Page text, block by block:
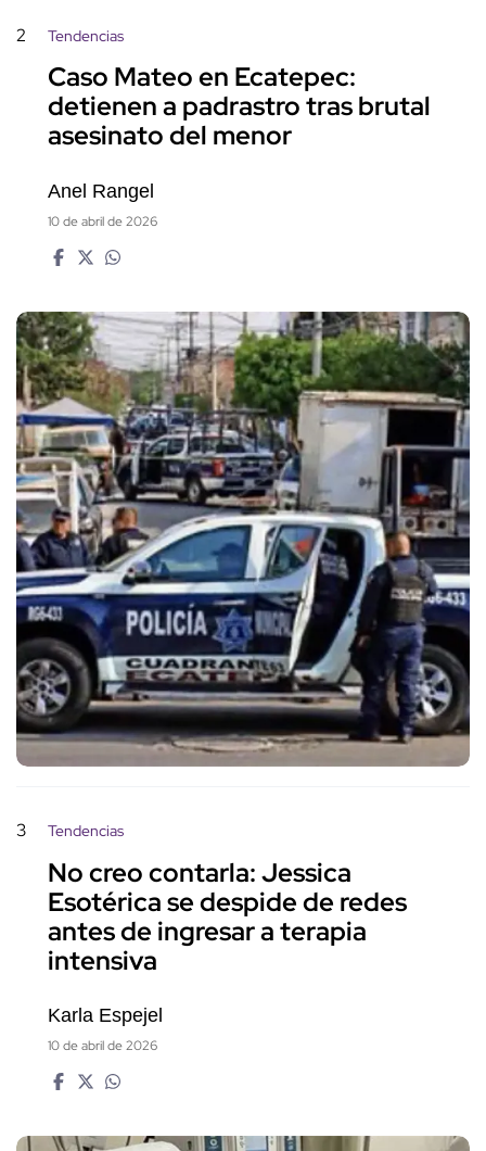
2 Tendencias
Caso Mateo en Ecatepec:
detienen a padrastro tras brutal
asesinato del menor
Anel Rangel
10 de abril de 2026
3 Tendencias
No creo contarla: Jessica
Esotérica se despide de redes
antes de ingresar a terapia
intensiva
Karla Espejel
10 de abril de 2026